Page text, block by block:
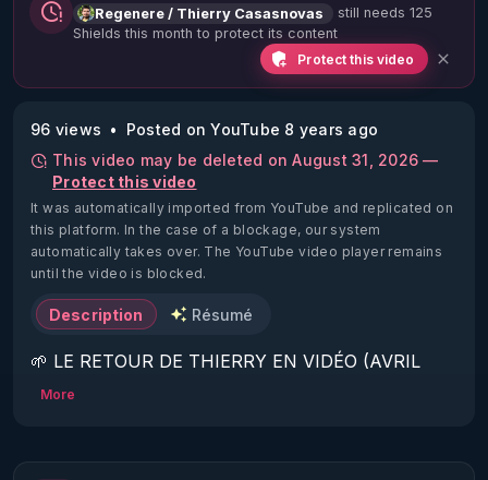
Regenere / Thierry Casasnovas
still needs 125
Shields this month to protect its content
Protect this video
96 views
Posted on YouTube 8 years ago
This video may be deleted on August 31, 2026 —
Protect this video
It was automatically imported from YouTube and replicated on
this platform. In the case of a blockage, our system
automatically takes over. The YouTube video player remains
until the video is blocked.
Description Résumé
🌱 LE RETOUR DE THIERRY EN VIDÉO (AVRIL
2022)!
https://www.rgnr.fr/presentation.html
More